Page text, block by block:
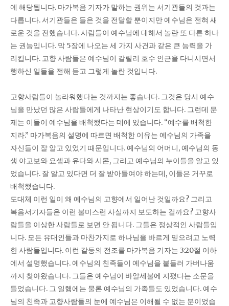
에 해당됩니다. 마가복음 기자가 말하는 권위는 서기관들의 것과는
다릅니다. 서기관들은 들은 것을 전달할 뿐이지만 예수님은 전혀 새
로운 것을 전했습니다. 사람들이 예수님에 대해서 놀란 또 다른 하나
는 권능입니다. 막 5장에 나오는 세 가지 사건과 같은 큰 능력을 가
리킵니다. 고향 사람들은 예수님이 갈릴리 호수 인근을 다니시면서
행하신 일들을 전해 듣고 그렇게 놀란 것입니다.
고향사람들이 놀라워했다는 것까지는 좋습니다. 그것은 당시 예수
님을 만났던 많은 사람들에게 나타난 현상이기도 합니다. 그런데 문
제는 이들이 예수님을 배척했다는 데에 있습니다. “예수를 배척한
지라.” 마가복음의 설명에 따르면 배척한 이유는 예수님의 가족을
자신들이 잘 알고 있었기 때문입니다. 예수님의 어머니, 예수님의 동
생 야고보와 요셉과 유다와 시몬, 그리고 예수님의 누이들을 알고 있
었습니다. 잘 알고 있다면 더 잘 받아들여야 하는데, 이들은 거꾸로
배척했습니다.
도대체 이런 일이 왜 예수님의 고향에서 일어난 것일까요? 그리고
복음서기자들은 이런 불미스런 사실까지 보도하는 걸까요? 고향사
람들을 이상한 사람들로 보면 안 됩니다. 그들은 정상적인 사람들입
니다. 모든 유대인들과 마찬가지로 하나님을 바르게 믿으려고 노력
한 사람들입니다. 이런 갈등의 전조를 마가복음 기자는 3:20절 이하
에서 설명했습니다. 예수님의 친족들이 예수님을 붙들러 가버나움
까지 찾아왔습니다. 그들은 예수님이 바알세불에 지폈다는 소문을
들었습니다. 그 일행에는 물론 예수님의 가족들도 있었습니다. 예수
님의 친족과 고향사람들의 눈에 예수님은 이해될 수 없는 분이었습